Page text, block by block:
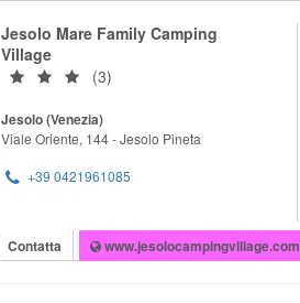
Jesolo Mare Family Camping
Village
(3)
Jesolo (Venezia)
Viale Oriente, 144 - Jesolo Pineta
+39 0421961085
Contatta www.jesolocampingvillage.com